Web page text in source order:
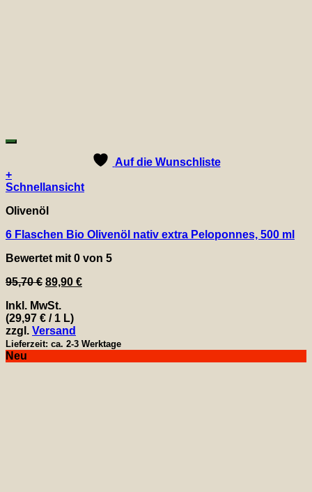
Auf die Wunschliste
+
Schnellansicht
Olivenöl
6 Flaschen Bio Olivenöl nativ extra Peloponnes, 500 ml
Bewertet mit 0 von 5
95,70€ Ursprünglicher
war:
95,70 €
89,90 €Aktueller
Inkl. MwSt.
(29,97 € / 1 L)
zzgl. Versand
Lieferzeit: ca. 2-3 Werktage
Neu